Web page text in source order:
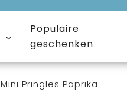
Populaire
geschenken
Mini Pringles Paprika